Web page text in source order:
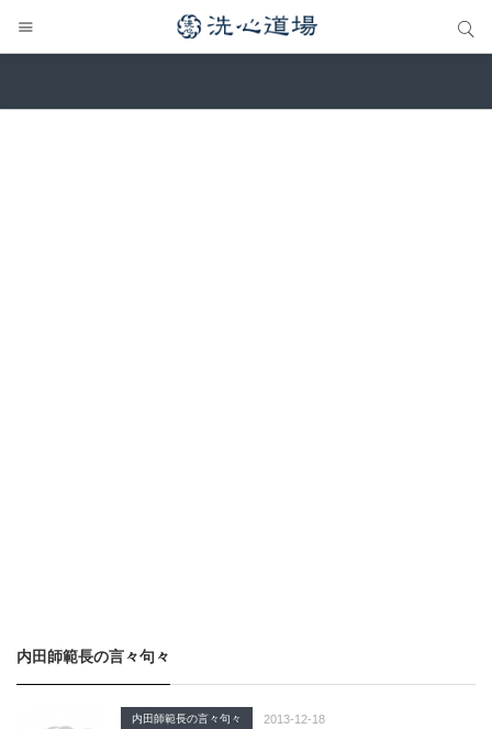
内田師範長の言々句々
内田師範長の言々句々 2013-12-18